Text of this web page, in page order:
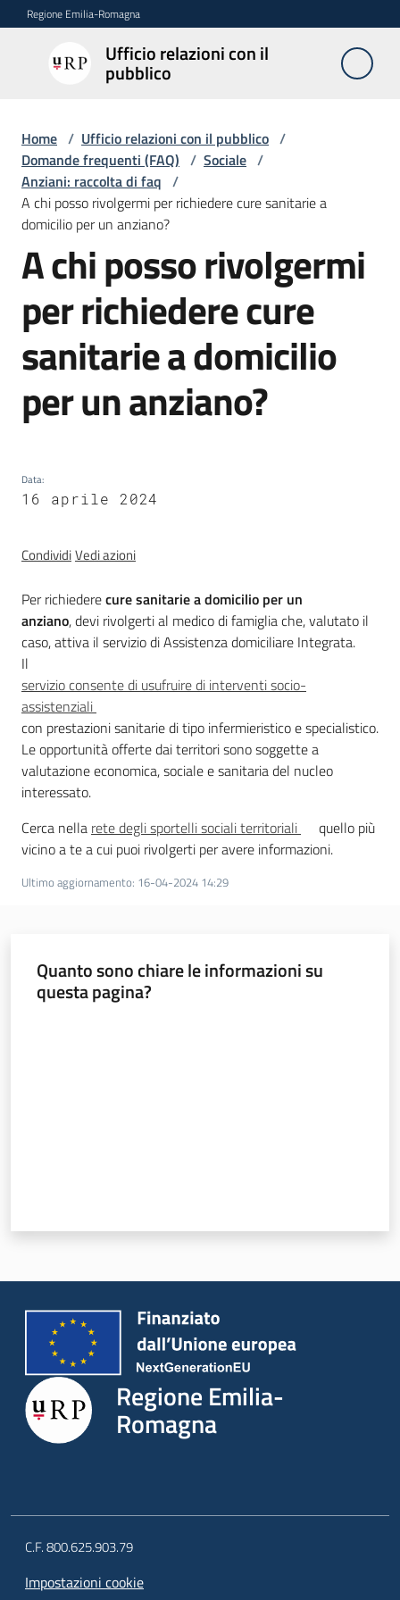
Vai al contenuto
Vai alla navigazione
Vai al footer
Regione Emilia-Romagna
Ufficio relazioni con il
pubblico
Ufficio
relazioni
pubblico
Novità
Servizi
dell'Urp
Accesso
e
trasparenza
Domande
frequenti
Menu selezionato
e
r
s
o
n
e
e
o
r
g
n
i
g
Novità
Servizi
Leggi Atti Bandi
Argomenti
Home / Ufficio relazioni con il pubblico /
Domande frequenti (FAQ) / Sociale /
Anziani: raccolta di faq /
A chi posso rivolgermi per richiedere cure sanitarie a
domicilio per un anziano?
Salta al contenuto
A chi posso rivolgermi
per richiedere cure
sanitarie a domicilio
per un anziano?
Data:
16 aprile 2024
CondividiVedi azioni
Per richiederecure sanitarie a domicilio per un
anziano, devi rivolgerti al medico di famiglia che, valutato il
caso, attiva il servizio di Assistenza domiciliare Integrata.
Il
servizio consente di usufruire di interventi socio-
assistenziali
con prestazioni sanitarie di tipo infermieristico e specialistico.
Le opportunità offerte dai territori sono soggette a
valutazione economica, sociale e sanitaria del nucleo
interessato.
Cerca nella rete degli sportelli sociali territoriali
quello più
vicino a te a cui puoi rivolgerti per avere informazioni.
Ultimo aggiornamento: 16-04-2024 14:29
Quanto sono chiare le informazioni su
questa pagina?
Regione Emilia-
Romagna
C.F. 800.625.903.79
Impostazioni cookie